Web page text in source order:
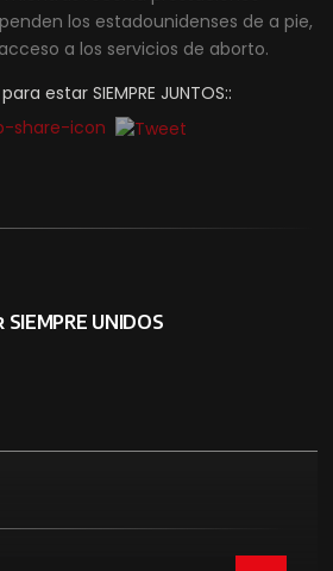
los estadounidenses de a pie,
a los servicios de aborto.
estar SIEMPRE JUNTOS::
UNIDOS